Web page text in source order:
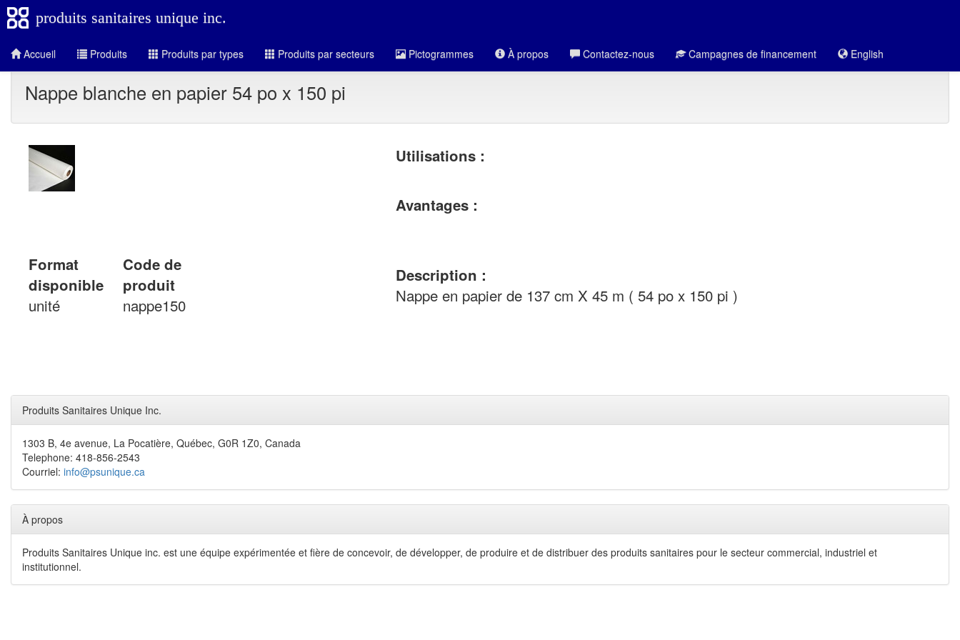
produits sanitaires unique inc.
Accueil Produits Produits par types Produits par secteurs Pictogrammes À propos Contactez-nous Campagnes de financement English
Nappe blanche en papier 54 po x 150 pi
Format
disponible
Code de
produit
unité nappe150
Utilisations :
Avantages :
Description :
Nappe en papier de 137 cm X 45 m ( 54 po x 150 pi )
Produits Sanitaires Unique Inc.
1303 B, 4e avenue, La Pocatière, Québec, G0R 1Z0, Canada
Telephone: 418-856-2543
Courriel: info@psunique.ca
À propos
Produits Sanitaires Unique inc. est une équipe expérimentée et fière de concevoir, de développer, de produire et de distribuer des produits sanitaires pour le secteur commercial, industriel et
institutionnel.